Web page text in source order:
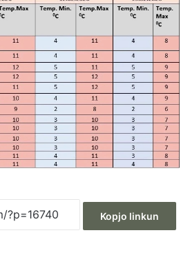
Kopjo linkun